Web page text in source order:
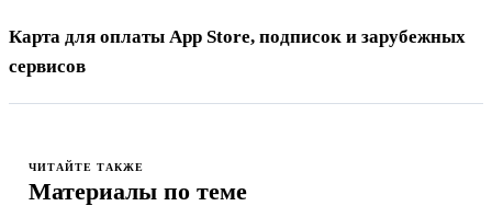
Карта для оплаты App Store, подписок и зарубежных
сервисов
ЧИТАЙТЕ ТАКЖЕ
Материалы по теме